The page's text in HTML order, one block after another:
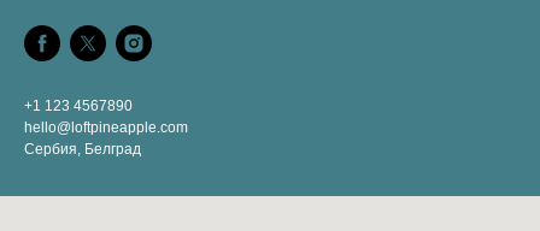
+1 123 4567890
hello@loftpineapple.com
Сербия, Белград